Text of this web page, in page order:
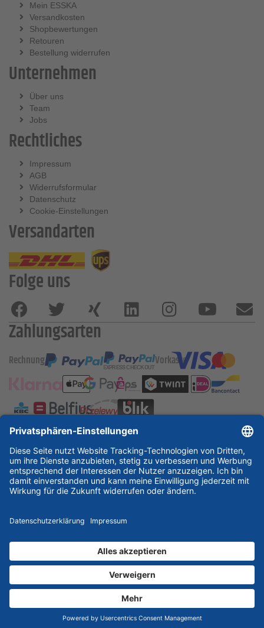
Mein ESSKA
Versandkosten
Shopbewertungen
Retouren
Bestellung widerrufen
Unternehmen
Über uns
Team
Jobs
Rechtliches
Impressum
AGB
Widerrufsformular
Datenschutz
Cookie-Einstellungen
Versandarten
Folge uns
Zahlungsarten
Rechnung Vorkasse
ESSKA International
new
new new
© 2026 ESSKA.de GmbH. Alle Rechte vorbehalten.